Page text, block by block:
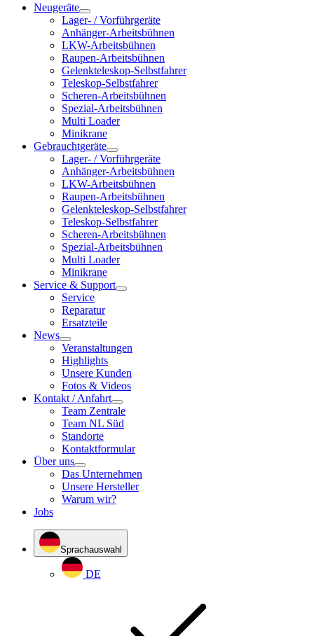
Neugeräte
Lager- / Vorführgeräte
Anhänger-Arbeitsbühnen
LKW-Arbeitsbühnen
Raupen-Arbeitsbühnen
Gelenkteleskop-Selbstfahrer
Teleskop-Selbstfahrer
Scheren-Arbeitsbühnen
Spezial-Arbeitsbühnen
Multi Loader
Minikrane
Gebrauchtgeräte
Lager- / Vorführgeräte
Anhänger-Arbeitsbühnen
LKW-Arbeitsbühnen
Raupen-Arbeitsbühnen
Gelenkteleskop-Selbstfahrer
Teleskop-Selbstfahrer
Scheren-Arbeitsbühnen
Spezial-Arbeitsbühnen
Multi Loader
Minikrane
Service & Support
Service
Reparatur
Ersatzteile
News
Veranstaltungen
Highlights
Unsere Kunden
Fotos & Videos
Kontakt / Anfahrt
Team Zentrale
Team NL Süd
Standorte
Kontaktformular
Über uns
Das Unternehmen
Unsere Hersteller
Warum wir?
Jobs
Sprachauswahl
DE